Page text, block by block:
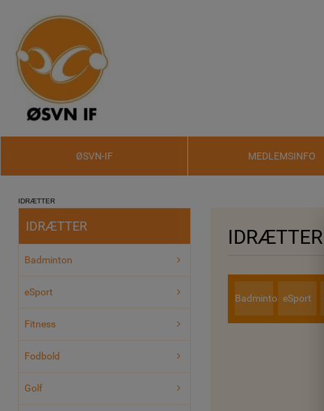
ØSVN-IF MEDLEMSINFO
IDRÆTTER
IDRÆTTER
Badminton
eSport
Fitness
Fodbold
Golf
IDRÆTTER
BadmintoneSport